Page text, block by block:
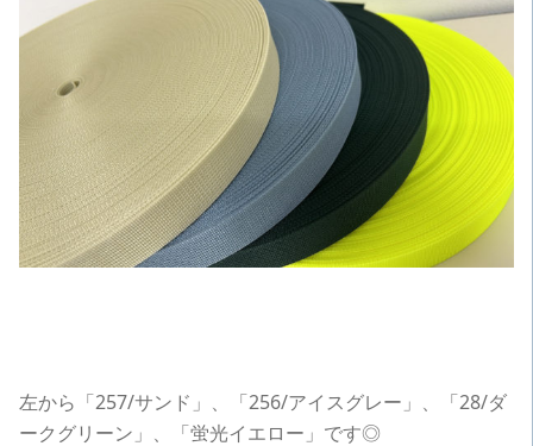
左から「257/サンド」、「256/アイスグレー」、「28/ダ
ークグリーン」、「蛍光イエロー」です◎